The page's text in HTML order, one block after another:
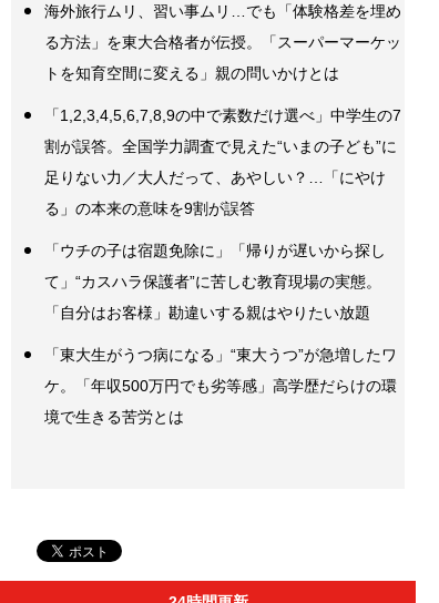
海外旅行ムリ、習い事ムリ…でも「体験格差を埋め
る方法」を東大合格者が伝授。「スーパーマーケッ
トを知育空間に変える」親の問いかけとは
「1,2,3,4,5,6,7,8,9の中で素数だけ選べ」中学生の7
割が誤答。全国学力調査で見えた“いまの子ども”に
足りない力／大人だって、あやしい？…「にやけ
る」の本来の意味を9割が誤答
「ウチの子は宿題免除に」「帰りが遅いから探し
て」“カスハラ保護者”に苦しむ教育現場の実態。
「自分はお客様」勘違いする親はやりたい放題
「東大生がうつ病になる」“東大うつ”が急増したワ
ケ。「年収500万円でも劣等感」高学歴だらけの環
境で生きる苦労とは